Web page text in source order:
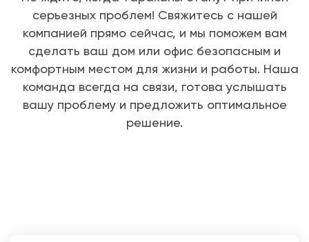
серьезных проблем! Свяжитесь с нашей
компанией прямо сейчас, и мы поможем вам
сделать ваш дом или офис безопасным и
комфортным местом для жизни и работы. Наша
команда всегда на связи, готова услышать
вашу проблему и предложить оптимальное
решение.